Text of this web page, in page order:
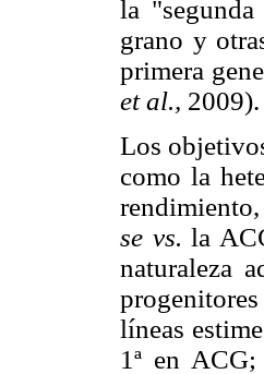
la
grano y
primera
et al., 2009).
Los
como la
se vs.la
naturaleza
líneas
1ª en